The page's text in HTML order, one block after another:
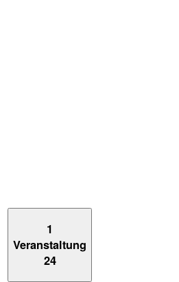
1
Veranstaltung
24